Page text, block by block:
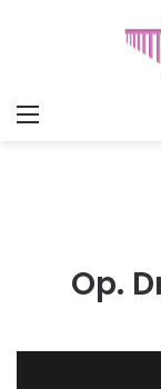
Menü
Op.